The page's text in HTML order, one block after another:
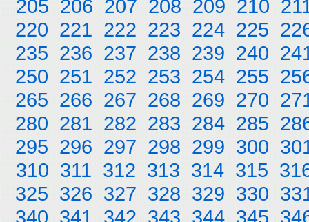
205 206 207 208 209 210
220 221 222 223 224 225
235 236 237 238 239 240
250 251 252 253 254 255
265 266 267 268 269 270
280 281 282 283 284 285
295 296 297 298 299 300
310 311 312 313 314 315
325 326 327 328 329 330
340 341 342 343 344 345